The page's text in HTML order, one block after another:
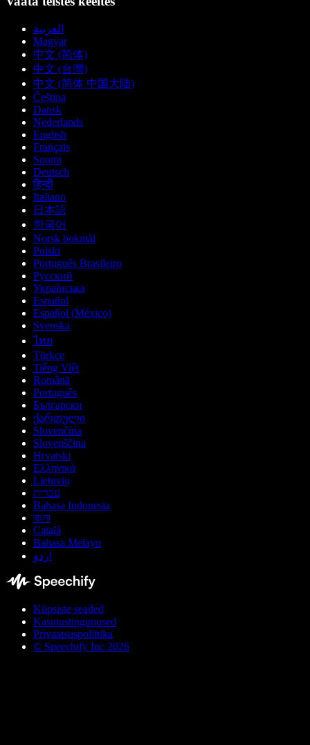
العربية
Magyar
中文 (简体)
中文 (台灣)
中文 (简体 中国大陆)
Čeština
Dansk
Nederlands
English
Français
Suomi
Deutsch
हिन्दी
Italiano
日本語
한국어
Norsk bokmål
Polski
Português Brasileiro
Русский
Українська
Español
Español (México)
Svenska
ไทย
Türkçe
Tiếng Việt
Română
Português
Български
ქართული
Slovenčina
Slovenščina
Hrvatski
Ελληνικά
Lietuvių
עברית
Bahasa Indonesia
বাংলা
Català
Bahasa Melayu
اردو
Küpsiste seaded
Kasutustingimused
Privaatsuspoliitika
© Speechify Inc 2026